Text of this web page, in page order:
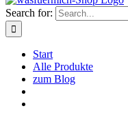
Search for:
Start
Alle Produkte
zum Blog